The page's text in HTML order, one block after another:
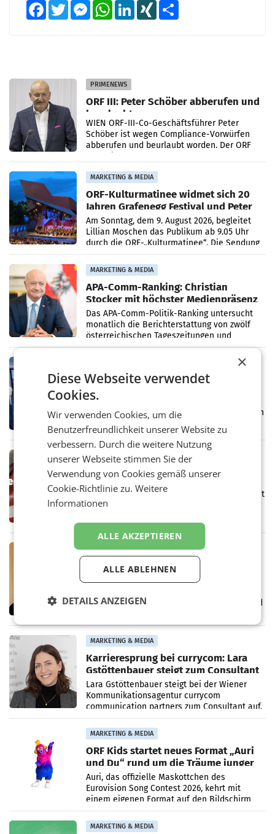
FacebookTwitter MessengerWhatsAppLinkedInXING
PRIMENEWS
ORF III: Peter Schöber abberufen und
beurlaubt
WIEN ORF-III-Co-Geschäftsführer Peter
Schöber ist wegen Compliance-Vorwürfen
abberufen und beurlaubt worden. Der ORF
MARKETING & MEDIA
ORF-Kulturmatinee widmet sich 20
Jahren Grafenegg Festival und Peter
Simonischek
Am Sonntag, dem 9. August 2026, begleitet
Lillian Moschen das Publikum ab 9.05 Uhr
durch die ORF-„Kulturmatinee“. Die Sendung
startet mit der Dokumentation „20 Jahre
Grafenegg
MARKETING & MEDIA
APA-Comm-Ranking: Christian
Stocker mit höchster Medienpräsenz
im Juli
Das APA-Comm-Politik-Ranking untersucht
monatlich die Berichterstattung von zwölf
österreichischen Tageszeitungen und
analysiert, welche Politikerinnen und
Prozess zu Warner-Übernahme erst
im März 2027
LOS ANGELES Die geplante Übernahme des
Hollywood-Urgesteins Warner Brothers durch
den Rivalen Paramount wird noch lange in
der Schwebe bleiben. Eine Richterin setzte
den Prozess zu
MARKETING & MEDIA
Werbe Akademie startet neue
Imagekampagne rund um Praxisnähe
Unter dem Slogan „Näher dran geht nicht. Mit
einer praxisorientierten Ausbildung an der
Bildungseinrichtung des WIFI Wien eine neue
Imagekampagne gestartet.
MARKETING & MEDIA
Halbjahresbilanz cine.ma:
Österreichs Kinos verzeichnen
positiven Wachstumskurs fort. Mit einer rund
höheren Nettoreichweite im ersten Halbjahr
2026 gegenüber dem
MARKETING & MEDIA
Karrieresprung bei currycom: Lara
Gstöttenbauer steigt zum Consultant
auf
Lara Gstöttenbauer steigt bei der Wiener
Kommunikationsagentur currycom
communication partners zum Consultant auf.
Die 27-jährige Beraterin betreut Kundinnen
und Kunden in den Bereichen
MARKETING & MEDIA
ORF Kids startet neues Format „Auri
und Du“ rund um die Träume junger
Menschen
Auri, das offizielle Maskottchen des
Eurovision Song Contest 2026, kehrt mit
einem eigenen Format auf den Bildschirm
zurück. In der neuen Sendung „Auri und Du“
bei ORF Kids steht
MARKETING & MEDIA
×
Diese Webseite verwendet
Cookies.
Wir verwenden Cookies, um die
Benutzerfreundlichkeit unserer Website zu
verbessern. Durch die weitere Nutzung
unserer Webseite stimmen Sie der
Verwendung von Cookies gemäß unserer
Cookie-Richtlinie zu.Weitere
Informationen
ALLE AKZEPTIEREN
ALLE ABLEHNEN
DETAILS ANZEIGEN